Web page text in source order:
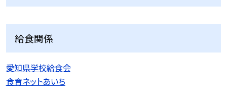
給食関係
愛知県学校給食会
食育ネットあいち